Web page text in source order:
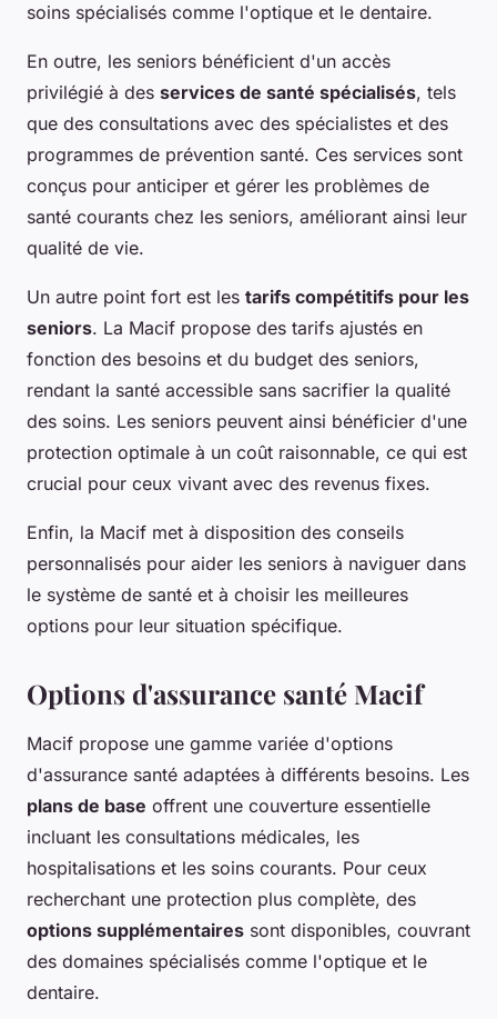
soins spécialisés comme l'optique et le dentaire.
En outre, les seniors bénéficient d'un accès
privilégié à des services de santé spécialisés, tels
que des consultations avec des spécialistes et des
programmes de prévention santé. Ces services sont
conçus pour anticiper et gérer les problèmes de
santé courants chez les seniors, améliorant ainsi leur
qualité de vie.
Un autre point fort est les tarifs compétitifs pour les
seniors. La Macif propose des tarifs ajustés en
fonction des besoins et du budget des seniors,
rendant la santé accessible sans sacrifier la qualité
des soins. Les seniors peuvent ainsi bénéficier d'une
protection optimale à un coût raisonnable, ce qui est
crucial pour ceux vivant avec des revenus fixes.
Enfin, la Macif met à disposition des conseils
personnalisés pour aider les seniors à naviguer dans
le système de santé et à choisir les meilleures
options pour leur situation spécifique.
Options d'assurance santé Macif
Macif propose une gamme variée d'options
d'assurance santé adaptées à différents besoins. Les
plans de base offrent une couverture essentielle
incluant les consultations médicales, les
hospitalisations et les soins courants. Pour ceux
recherchant une protection plus complète, des
options supplémentaires sont disponibles, couvrant
des domaines spécialisés comme l'optique et le
dentaire.